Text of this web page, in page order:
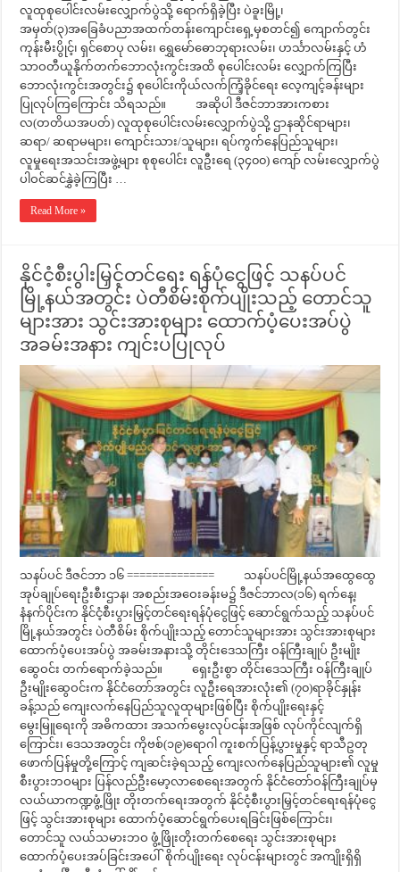
လူထုစုပေါင်းလမ်းလျှောက်ပွဲသို့ ရောက်ရှိခဲ့ပြီး ပဲခူးမြို့၊
အမှတ်(၃)အခြေခံပညာအထက်တန်းကျောင်းရှေ့မှစတင်၍ ကျောက်တွင်း
ကုန်းမီးပွိုင့်၊ ရှင်စောပု လမ်း၊ ရွှေမော်ဓောဘုရားလမ်း၊ ဟင်္သာလမ်းနှင့် ဟံ
သာဝတီယူနိုက်တက်ဘောလုံးကွင်းအထိ စုပေါင်းလမ်း လျှောက်ကြပြီး
ဘောလုံးကွင်းအတွင်း၌ စုပေါင်းကိုယ်လက်ကြံ့ခိုင်ရေး လေ့ကျင့်ခန်းများ
ပြုလုပ်ကြကြောင်း သိရသည်။ အဆိုပါ ဒီဇင်ဘာအားကစား
လ(တတိယအပတ်) လူထုစုပေါင်းလမ်းလျှောက်ပွဲသို့ ဌာနဆိုင်ရာများ၊
ဆရာ/ ဆရာမများ၊ ကျောင်းသား/သူများ၊ ရပ်ကွက်နေပြည်သူများ၊
လူမှုရေးအသင်းအဖွဲ့များ စုစုပေါင်း လူဦးရေ (၃၄၀၀) ကျော် လမ်းလျှောက်ပွဲ
ပါဝင်ဆင်နွှဲခဲ့ကြပြီး …
Read More »
နိုင်ငံ့စီးပွါးမြှင့်တင်ရေး ရန်ပုံငွေဖြင့် သနပ်ပင်
မြို့နယ်အတွင်း ပဲတီစိမ်းစိုက်ပျိုးသည့် တောင်သူ
များအား သွင်းအားစုများ ထောက်ပံ့ပေးအပ်ပွဲ
အခမ်းအနား ကျင်းပပြုလုပ်
သနပ်ပင် ဒီဇင်ဘာ ၁၆ ============== သနပ်ပင်မြို့နယ်အထွေထွေ
အုပ်ချုပ်ရေးဦးစီးဌာန၊ အစည်းအဝေးခန်းမ၌ ဒီဇင်ဘာလ(၁၆) ရက်နေ့၊
နံနက်ပိုင်းက နိုင်ငံ့စီးပွားမြှင့်တင်ရေးရန်ပုံငွေဖြင့် ဆောင်ရွက်သည့် သနပ်ပင်
မြို့နယ်အတွင်း ပဲတီစိမ်း စိုက်ပျိုးသည့် တောင်သူများအား သွင်းအားစုများ
ထောက်ပံ့ပေးအပ်ပွဲ အခမ်းအနားသို့ တိုင်းဒေသကြီး ဝန်ကြီးချုပ် ဦးမျိုး
ဆွေဝင်း တက်ရောက်ခဲ့သည်။ ရှေးဦးစွာ တိုင်းဒေသကြီး ဝန်ကြီးချုပ်
ဦးမျိုးဆွေဝင်းက နိုင်ငံတော်အတွင်း လူဦးရေအားလုံး၏ (၇၀)ရာခိုင်နှုန်း
ခန့်သည် ကျေးလက်နေပြည်သူလူထုများဖြစ်ပြီး စိုက်ပျိုးရေးနှင့်
မွေးမြူရေးကို အဓိကထား အသက်မွေးလုပ်ငန်းအဖြစ် လုပ်ကိုင်လျက်ရှိ
ကြောင်း၊ ဒေသအတွင်း ကိုဗစ်(၁၉)ရောဂါ ကူးစက်ပြန့်ပွားမှုနှင့် ရာသီဥတု
ဖောက်ပြန်မှုတို့ကြောင့် ကျဆင်းခဲ့ရသည့် ကျေးလက်နေပြည်သူများ၏ လူမှု
စီးပွားဘဝများ ပြန်လည်ဦးမော့လာစေရေးအတွက် နိုင်ငံတော်ဝန်ကြီးချုပ်မှ
လယ်ယာကဏ္ဍဖွံ့ဖြိုး တိုးတက်ရေးအတွက် နိုင်ငံ့စီးပွားမြှင့်တင်ရေးရန်ပုံငွေ
ဖြင့် သွင်းအားစုများ ထောက်ပံ့ဆောင်ရွက်ပေးရခြင်းဖြစ်ကြောင်း၊
တောင်သူ လယ်သမားဘဝ ဖွံ့ဖြိုးတိုးတက်စေရေး သွင်းအားစုများ
ထောက်ပံ့ပေးအပ်ခြင်းအပေါ် စိုက်ပျိုးရေး လုပ်ငန်းများတွင် အကျိုးရှိရှိ